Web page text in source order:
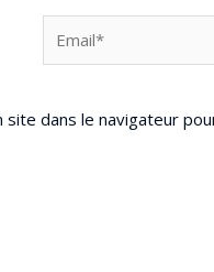
dans le navigateur